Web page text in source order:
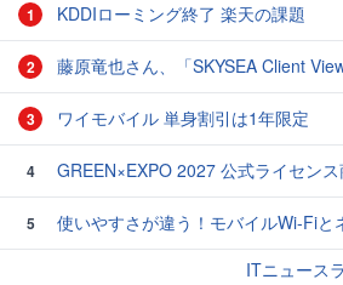
1 KDDIローミング終了 楽天の課題
2 藤原竜也さん、「SKYSEA Client View」新CMで「AI労務改善」をアピール 働き
3 ワイモバイル 単身割引は1年限定
4 GREEN×EXPO 2027 公式ライセンス商品！初の「トゥンクトゥ
5
使いやすさが違う！モバイルWi-Fiとネッ
ITニュース